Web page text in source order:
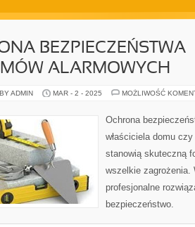
BEZPIECZEŃSTWA
ALARMOWYCH
ADMIN MAR - 2 - 2025 MOŻLIWOŚĆ
Ochrona
właściciela domu
stanowią skuteczną
wszelkie zagrożenia.
profesjonalne
bezpieczeństwo.